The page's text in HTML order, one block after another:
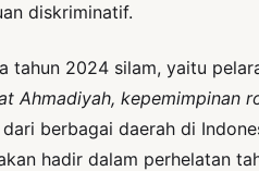
diskriminatif.
tahun 2024 silam, yaitu
Ahmadiyah, kepemimpinan
berbagai daerah di
hadir dalam perhelatan